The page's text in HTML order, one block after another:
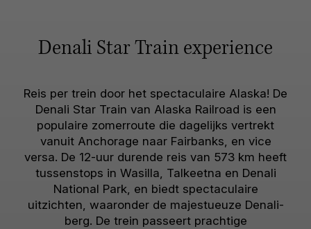
Denali Star Train experience
Reis per trein door het spectaculaire Alaska! De
Denali Star Train van Alaska Railroad is een
populaire zomerroute die dagelijks vertrekt
vanuit Anchorage naar Fairbanks, en vice
versa. De 12-uur durende reis van 573 km heeft
tussenstops in Wasilla, Talkeetna en Denali
National Park, en biedt spectaculaire
uitzichten, waaronder de majestueuze Denali-
berg. De trein passeert prachtige